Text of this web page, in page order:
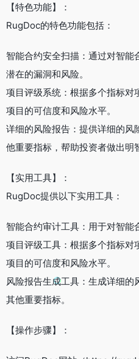
【特色功能】：
RugDoc的特色功能包括：
智能合约安全扫描：通过对智
潜在的漏洞和风险。
项目评级系统：根据多个指标
项目的可信度和风险水平。
详细的风险报告：提供详细的
他重要指标，帮助投资者做出明
【实用工具】：
RugDoc提供以下实用工具：
智能合约审计工具：用于对智能
项目评级工具：根据多个指标
项目的可信度和风险水平。
风险报告生成工具：生成详细
其他重要指标。
【操作步骤】：